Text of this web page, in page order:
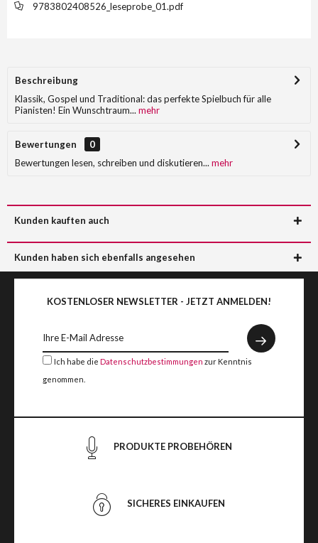
9783802408526_leseprobe_01.pdf
Beschreibung
Klassik, Gospel und Traditional: das perfekte Spielbuch für alle
Pianisten! Ein Wunschtraum... mehr
Bewertungen
0
Bewertungen lesen, schreiben und diskutieren... mehr
Kunden kauften auch
Kunden haben sich ebenfalls angesehen
KOSTENLOSER NEWSLETTER - JETZT ANMELDEN!
Ich habe die Datenschutzbestimmungen zur Kenntnis
genommen.
PRODUKTE PROBEHÖREN
SICHERES EINKAUFEN